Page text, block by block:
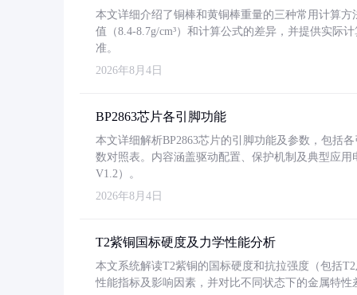
本文详细介绍了铜棒和黄铜棒重量的三种常用计算
值（8.4-8.7g/cm³）和计算公式的差异，并提供实际
准。
2026年8月4日
BP2863芯片各引脚功能
本文详细解析BP2863芯片的引脚功能及参数，包括
数对照表。内容涵盖驱动配置、保护机制及典型应
V1.2）。
2026年8月4日
T2紫铜国标硬度及力学性能分析
本文系统解读T2紫铜的国标硬度和抗拉强度（包括
性能指标及影响因素，并对比不同状态下的金属特